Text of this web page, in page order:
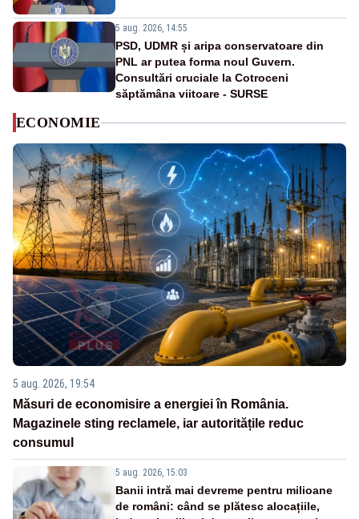
5 aug. 2026, 14:55
PSD, UDMR și aripa conservatoare din
PNL ar putea forma noul Guvern.
Consultări cruciale la Cotroceni
săptămâna viitoare - SURSE
ECONOMIE
5 aug. 2026, 19:54
Măsuri de economisire a energiei în România.
Magazinele sting reclamele, iar autoritățile reduc
consumul
5 aug. 2026, 15:03
Banii intră mai devreme pentru milioane
de români: când se plătesc alocațiile,